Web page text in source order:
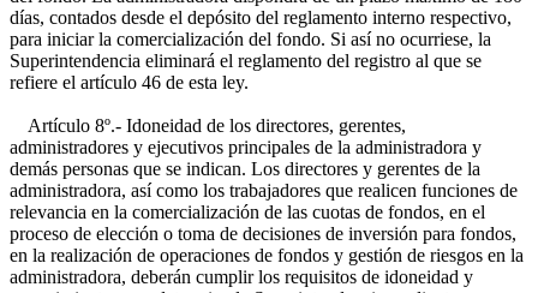
días, contados desde el depósito del reglamento interno respectivo,
para iniciar la comercialización del fondo. Si así no ocurriese, la
Superintendencia eliminará el reglamento del registro al que se
refiere el artículo 46 de esta ley.
Artículo 8º.- Idoneidad de los directores, gerentes,
administradores y ejecutivos principales de la administradora y
demás personas que se indican. Los directores y gerentes de la
administradora, así como los trabajadores que realicen funciones de
relevancia en la comercialización de las cuotas de fondos, en el
proceso de elección o toma de decisiones de inversión para fondos,
en la realización de operaciones de fondos y gestión de riesgos en la
administradora, deberán cumplir los requisitos de idoneidad y